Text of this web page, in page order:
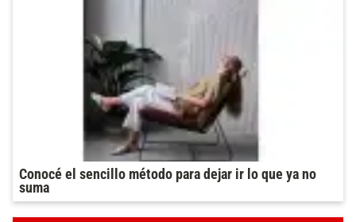
Conocé el sencillo método para dejar ir lo que ya no
suma